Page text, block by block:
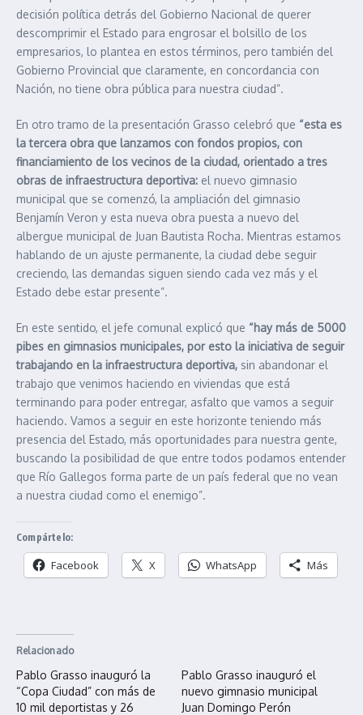
decisión política detrás del Gobierno Nacional de querer
descomprimir el Estado para engrosar el bolsillo de los
empresarios, lo plantea en estos términos, pero también del
Gobierno Provincial que claramente, en concordancia con
Nación, no tiene obra pública para nuestra ciudad”.
En otro tramo de la presentación Grasso celebró que “esta es
la tercera obra que lanzamos con fondos propios, con
financiamiento de los vecinos de la ciudad, orientado a tres
obras de infraestructura deportiva: el nuevo gimnasio
municipal que se comenzó, la ampliación del gimnasio
Benjamín Veron y esta nueva obra puesta a nuevo del
albergue municipal de Juan Bautista Rocha. Mientras estamos
hablando de un ajuste permanente, la ciudad debe seguir
creciendo, las demandas siguen siendo cada vez más y el
Estado debe estar presente”.
En este sentido, el jefe comunal explicó que “hay más de 5000
pibes en gimnasios municipales, por esto la iniciativa de seguir
trabajando en la infraestructura deportiva, sin abandonar el
trabajo que venimos haciendo en viviendas que está
terminando para poder entregar, asfalto que vamos a seguir
haciendo. Vamos a seguir en este horizonte teniendo más
presencia del Estado, más oportunidades para nuestra gente,
buscando la posibilidad de que entre todos podamos entender
que Río Gallegos forma parte de un país federal que no vean
a nuestra ciudad como el enemigo”.
Compártelo:
Facebook X WhatsApp Más
Relacionado
Pablo Grasso inauguró la
“Copa Ciudad” con más de
10 mil deportistas y 26
Pablo Grasso inauguró el
nuevo gimnasio municipal
Juan Domingo Perón